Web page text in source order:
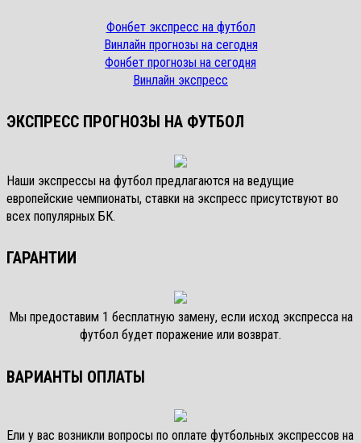
Фонбет экспресс на футбол
Винлайн прогнозы на сегодня
Фонбет прогнозы на сегодня
Винлайн экспресс
ЭКСПРЕСС ПРОГНОЗЫ НА ФУТБОЛ
Наши экспрессы на футбол предлагаются на ведущие
европейские чемпионаты, ставки на экспресс присутствуют во
всех популярных БК.
ГАРАНТИИ
Мы предоставим 1 бесплатную замену, если исход экспресса на
футбол будет поражение или возврат.
ВАРИАНТЫ ОПЛАТЫ
Ели у вас возникли вопросы по оплате футбольных экспрессов на